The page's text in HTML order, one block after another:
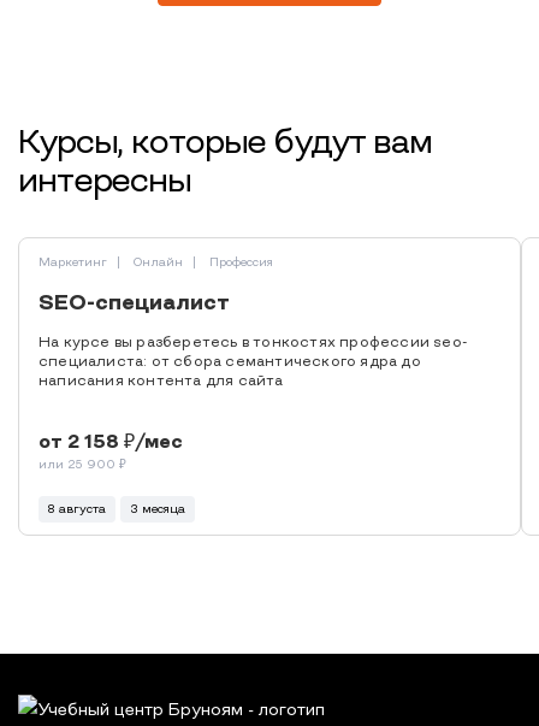
Курсы, которые будут вам
интересны
Маркетинг Онлайн Профессия
SEO-специалист
На курсе вы разберетесь в тонкостях профессии seo-
специалиста: от сбора семантического ядра до
написания контента для сайта
от 2 158 /мес
или 25 900 ₽
8 августа 3 месяца